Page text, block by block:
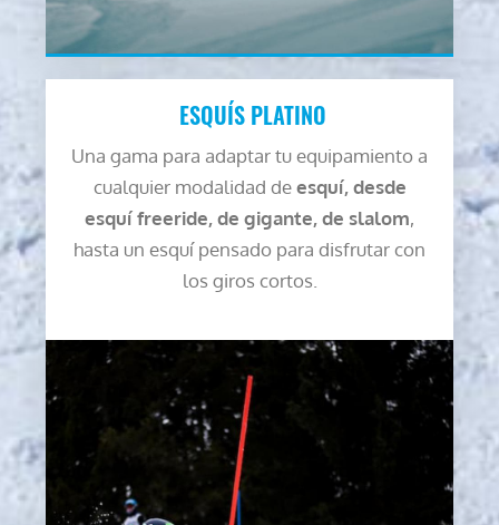
ESQUÍS PLATINO
Una gama para adaptar tu equipamiento a
cualquier modalidad deesquí, desde
esquí freeride, de gigante, de slalom,
hasta un esquí pensado para disfrutar con
los giros cortos.